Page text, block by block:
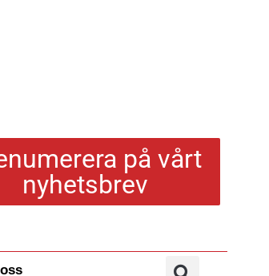
på vårt
nyhetsbrev